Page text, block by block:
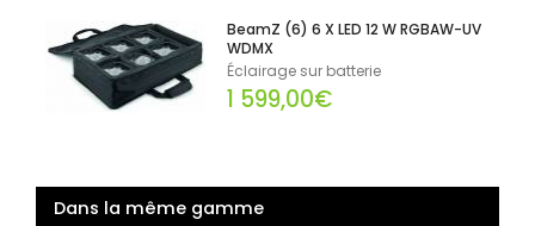
BeamZ (6) 6 X LED 12 W RGBAW-UV
WDMX
Éclairage sur batterie
1 599,00€
Dans la même gamme